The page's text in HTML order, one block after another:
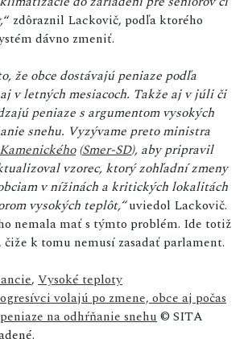
“ zdôraznil Lackovič, podľa ktorého
dávno zmeniť.
že obce dostávajú peniaze podľa
v letných mesiacoch. Takže aj v júli či
peniaze s argumentom vysokých
snehu. Vyzývame preto ministra
(Smer-SD), aby pripravil
vzorec, ktorý zohľadní zmeny
v nížinách a kritických lokalitách
vysokých teplôt,“uviedol Lackovič.
nemala mať s týmto problém. Ide totiž
k tomu nemusí zasadať parlament.
, Vysoké teploty
volajú po zmene, obce aj počas
na odhŕňanie snehu © SITA